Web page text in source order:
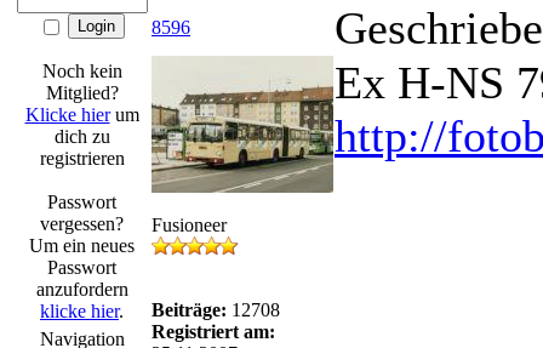
Noch kein
Mitglied?
Klicke hierum
dich zu
registrieren
Passwort
vergessen?
Um ein neues
Passwort
anzufordern
klicke hier.
Navigation
8596
Fusioneer
Beiträge: 12708
Registriert am:
Ex H-NS
http://